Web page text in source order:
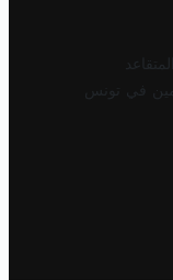
في تونس